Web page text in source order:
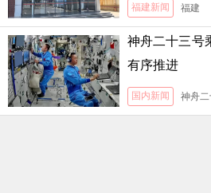
福建新闻 福建
神舟二十三号
有序推进
国内新闻 神舟